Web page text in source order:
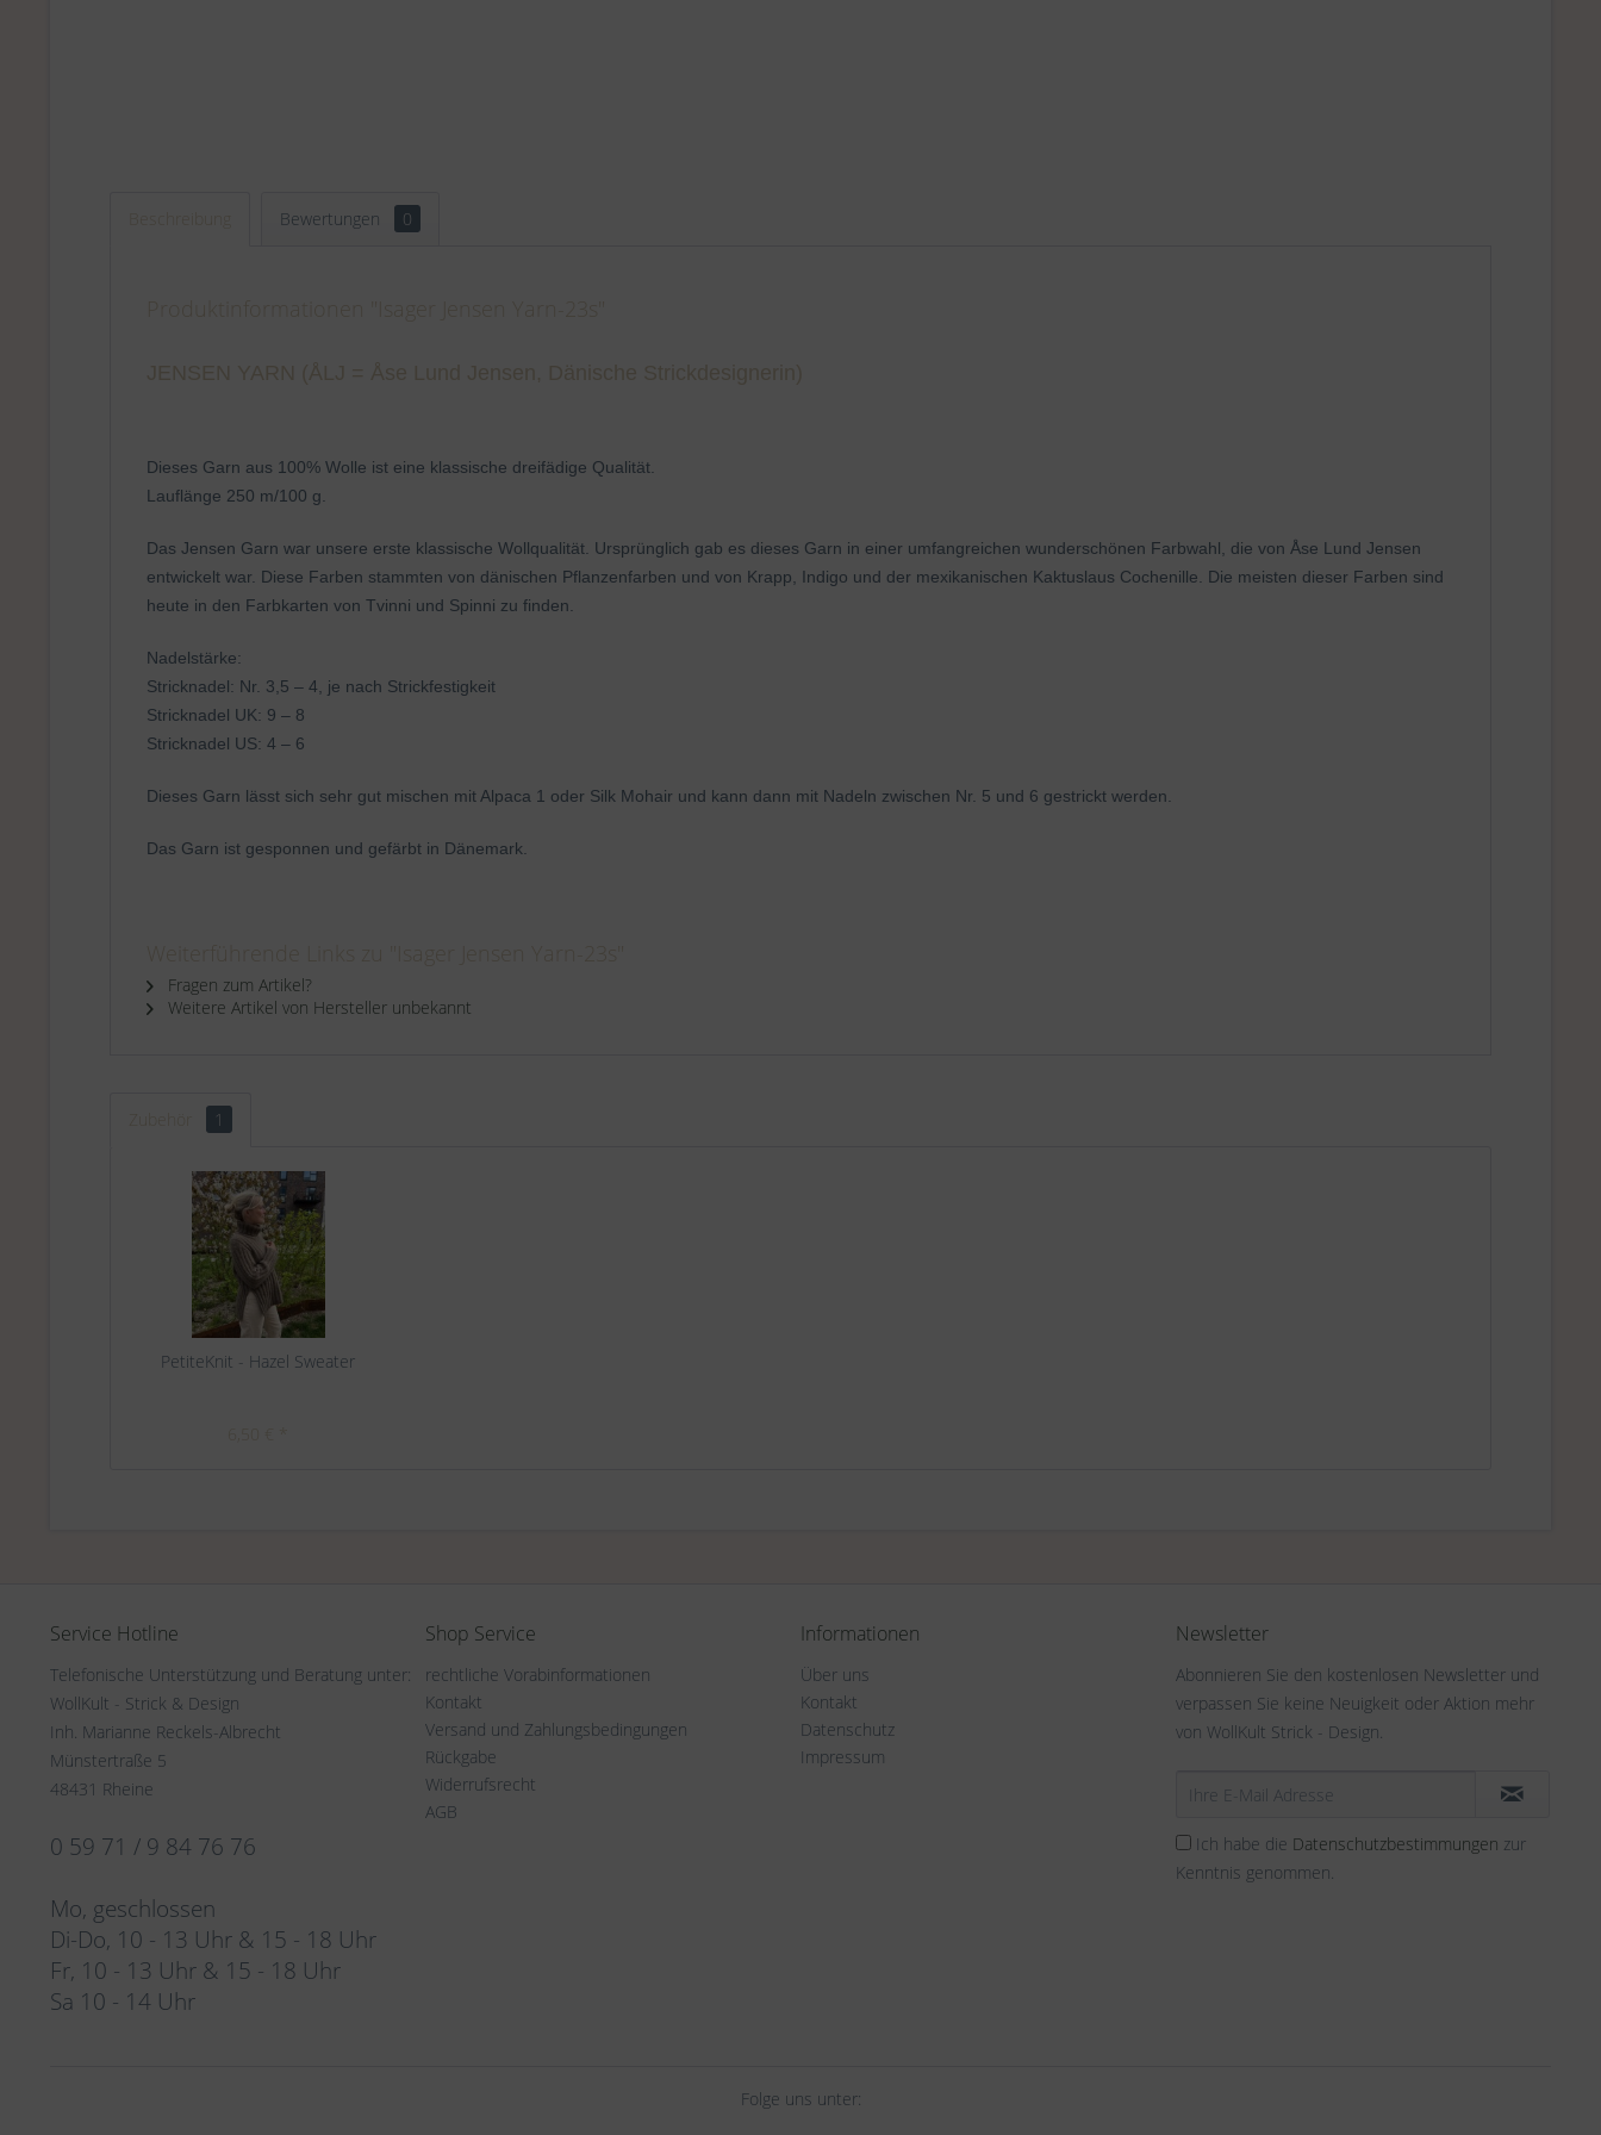
Bewertungen 0
Dieses Garn aus 100% Wolle ist eine klassische dreifädige Qualität.
Lauflänge 250 m/100 g.
Das Jensen Garn war unsere erste klassische Wollqualität. Ursprünglich gab es dieses Garn in einer umfangreichen wunderschönen Farbwahl, die von Åse Lund Jensen
entwickelt war. Diese Farben stammten von dänischen Pflanzenfarben und von Krapp, Indigo und der mexikanischen Kaktuslaus Cochenille. Die meisten dieser Farben sind
heute in den Farbkarten von Tvinni und Spinni zu finden.
Nadelstärke:
Stricknadel: Nr. 3,5 – 4, je nach Strickfestigkeit
Stricknadel UK: 9 – 8
Stricknadel US: 4 – 6
Dieses Garn lässt sich sehr gut mischen mit Alpaca 1 oder Silk Mohair und kann dann mit Nadeln zwischen Nr. 5 und 6 gestrickt werden.
Das Garn ist gesponnen und gefärbt in Dänemark.
Fragen zum Artikel?
Weitere Artikel von Hersteller unbekannt
1
PetiteKnit - Hazel Sweater
Service Hotline
Telefonische Unterstützung und Beratung unter:
WollKult - Strick & Design
Inh. Marianne Reckels-Albrecht
Münstertraße 5
48431 Rheine
0 59 71 / 9 84 76 76
Mo, geschlossen
Di-Do, 10 - 13 Uhr & 15 - 18 Uhr
Fr, 10 - 13 Uhr & 15 - 18 Uhr
Sa 10 - 14 Uhr
Shop Service
rechtliche Vorabinformationen
Kontakt
Versand und Zahlungsbedingungen
Rückgabe
Widerrufsrecht
AGB
Informationen
Über uns
Kontakt
Datenschutz
Impressum
Newsletter
Abonnieren Sie den kostenlosen Newsletter und
verpassen Sie keine Neuigkeit oder Aktion mehr
von WollKult Strick - Design.
Ich habe die Datenschutzbestimmungen zur
Kenntnis genommen.
Folge uns unter: